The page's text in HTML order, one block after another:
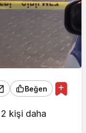
Beğen
kişi daha